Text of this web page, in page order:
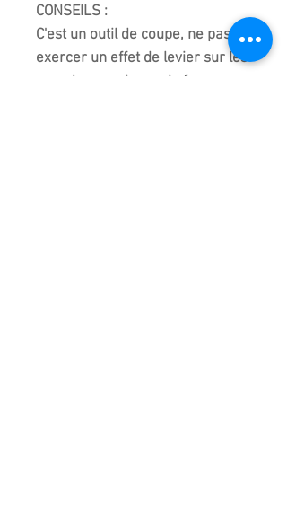
CONSEILS :
C'est un outil de coupe, ne pas
exercer un effet de levier sur les
manches au risque de fausser